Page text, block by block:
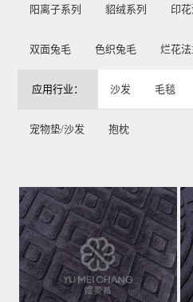
阳离子系列 貂绒系列 印
双面兔毛 色织兔毛 烂花
应用行业： 沙发 毛毯
宠物垫/沙发 抱枕